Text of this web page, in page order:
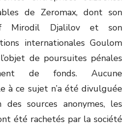
de Zeromax, dont son
Mirodil Djalilov et son
internationales Goulom
de poursuites pénales
de fonds. Aucune
à ce sujet n’a été divulguée
sources anonymes, les
été rachetés par la société